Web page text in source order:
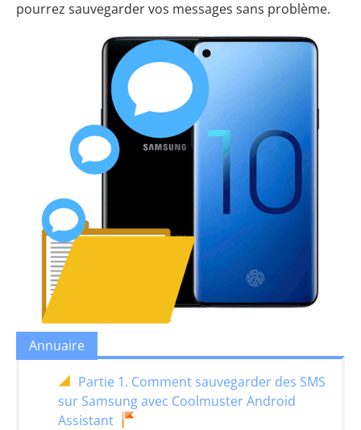
pourrez sauvegarder vos messages sans problème.
Annuaire
Partie 1. Comment sauvegarder des SMS
sur Samsung avec Coolmuster Android
Assistant